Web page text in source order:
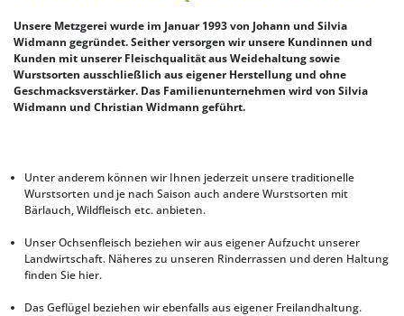
Unsere Metzgerei wurde im Januar 1993 von Johann und Silvia
Widmann gegründet. Seither versorgen wir unsere Kundinnen und
Kunden mit unserer Fleischqualität aus Weidehaltung sowie
Wurstsorten ausschließlich aus eigener Herstellung und ohne
Geschmacksverstärker. Das Familienunternehmen wird von Silvia
Widmann und Christian Widmann geführt.
Unter anderem können wir Ihnen jederzeit unsere traditionelle
Wurstsorten und je nach Saison auch andere Wurstsorten mit
Bärlauch, Wildfleisch etc. anbieten.
Unser Ochsenfleisch beziehen wir aus eigener Aufzucht unserer
Landwirtschaft. Näheres zu unseren Rinderrassen und deren Haltung
finden Sie hier.
Das Geflügel beziehen wir ebenfalls aus eigener Freilandhaltung.